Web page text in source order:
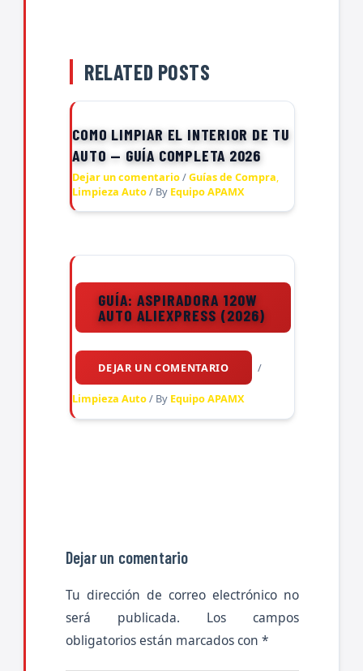
RELATED POSTS
COMO LIMPIAR EL INTERIOR DE TU
AUTO — GUÍA COMPLETA 2026
Dejar un comentario/Guías de Compra
Limpieza Auto/ By Equipo APAMX
GUÍA: ASPIRADORA 120W
AUTO ALIEXPRESS (2026)
DEJAR UN COMENTARIO /
Limpieza Auto/ By Equipo APAMX
Dejar un comentario
Tu dirección de correo electrónico no
será publicada.
Los campos
obligatorios están marcados con *